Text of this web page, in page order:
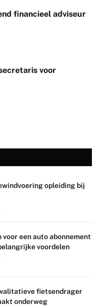
financieel adviseur
voor
opleiding bij
voor een auto abonnement
voordelen
fietsendrager
onderweg